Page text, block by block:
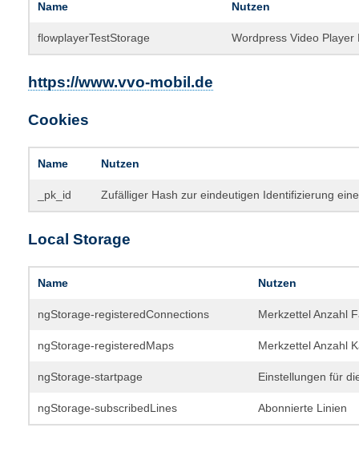
Name Nutzen
flowplayerTestStorage Wordpress Video Player
https://www.vvo-mobil.de
Cookies
Name Nutzen
_pk_id Zufälliger Hash zur eindeutigen Identifizierung
Local Storage
Name Nutzen
ngStorage-registeredConnections Merkzettel Anzahl
ngStorage-registeredMaps Merkzettel Anzahl
ngStorage-startpage Einstellungen für
ngStorage-subscribedLines Abonnierte Linien